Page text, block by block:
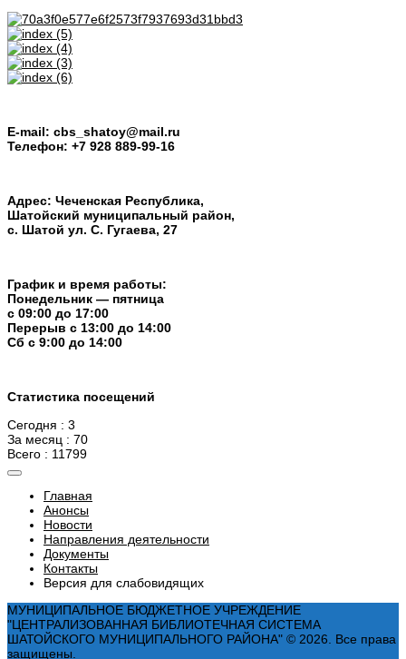
E-mail: cbs_shatoy@mail.ru
Телефон: +7 928 889-99-16
Адрес: Чеченская Республика,
Шатойский муниципальный район,
с. Шатой ул. С. Гугаева, 27
График и время работы:
Понедельник — пятница
с 09:00 до 17:00
Перерыв c 13:00 до 14:00
Cб с 9:00 до 14:00
Статистика посещений
Сегодня : 3
За месяц : 70
Всего : 11799
Главная
Анонсы
Новости
Направления деятельности
Документы
Контакты
Версия для слабовидящих
МУНИЦИПАЛЬНОЕ БЮДЖЕТНОЕ УЧРЕЖДЕНИЕ
"ЦЕНТРАЛИЗОВАННАЯ БИБЛИОТЕЧНАЯ СИСТЕМА
ШАТОЙСКОГО МУНИЦИПАЛЬНОГО РАЙОНА" © 2026. Все права
защищены.